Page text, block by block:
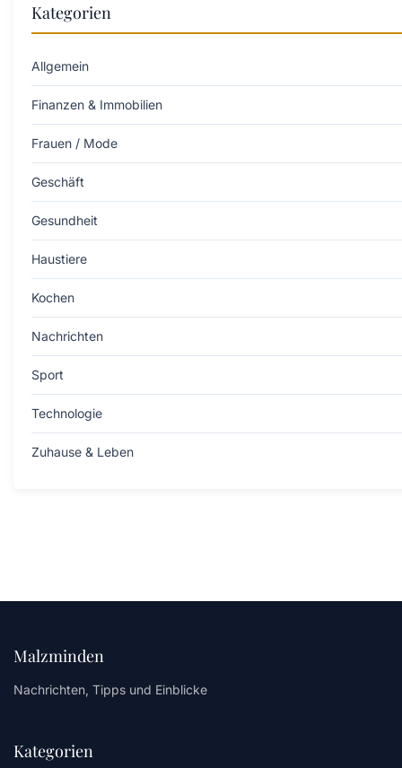
Kategorien
Allgemein
Finanzen & Immobilien
Frauen / Mode
Geschäft
Gesundheit
Haustiere
Kochen
Nachrichten
Sport
Technologie
Zuhause & Leben
Malzminden
Nachrichten, Tipps und Einblicke
Kategorien